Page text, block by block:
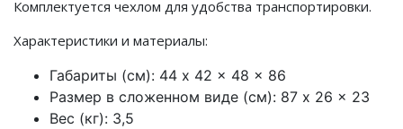
Комплектуется чехлом для удобства транспортировки.
Характеристики и материалы:
Габариты (см): 44 x 42 x 48 x 86
Размер в сложенном виде (см): 87 x 26 x 23
Вес (кг): 3,5